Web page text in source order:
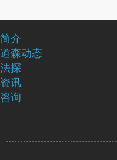
简介
道森动态
法探
资讯
咨询